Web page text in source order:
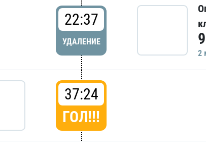
22:37
УДАЛЕНИЕ
2
37:24
ГОЛ!!!